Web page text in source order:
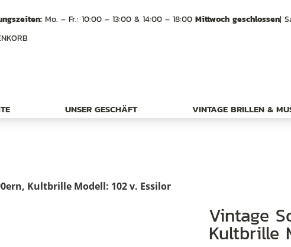
Mo. – Fr.: 10:00 – 13:00 & 14:00 – 18:00 Mittwoch geschlossen|
UNSER GESCHÄFT VINTAGE BRILLEN &
Kultbrille Modell: 102 v. Essilor
Vintage Sonnenbrille aus den 90ern,
Kultbrille